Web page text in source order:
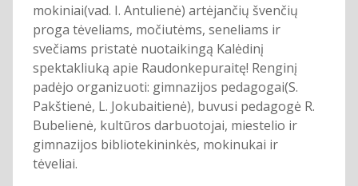
mokiniai(vad. I. Antulienė) artėjančių švenčių
proga tėveliams, močiutėms, seneliams ir
svečiams pristatė nuotaikingą Kalėdinį
spektakliuką apie Raudonkepuraitę! Renginį
padėjo organizuoti: gimnazijos pedagogai(S.
Pakštienė, L. Jokubaitienė), buvusi pedagogė R.
Bubelienė, kultūros darbuotojai, miestelio ir
gimnazijos bibliotekininkės, mokinukai ir
tėveliai.